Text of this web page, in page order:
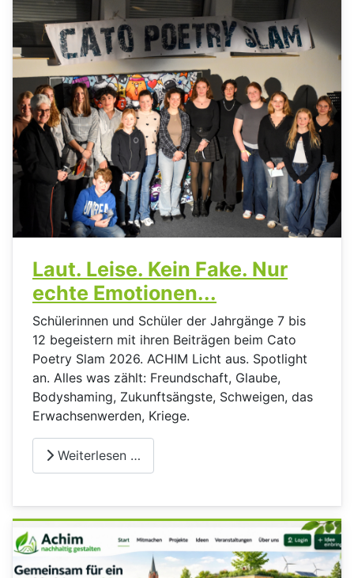
Laut. Leise. Kein Fake. Nur
echte Emotionen...
Schülerinnen und Schüler der Jahrgänge 7 bis
12 begeistern mit ihren Beiträgen beim Cato
Poetry Slam 2026. ACHIM Licht aus. Spotlight
an. Alles was zählt: Freundschaft, Glaube,
Bodyshaming, Zukunftsängste, Schweigen, das
Erwachsenwerden, Kriege.
Weiterlesen …